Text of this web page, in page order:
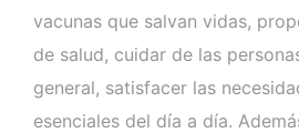
vacunas que salvan vidas,
de salud, cuidar de las
general, satisfacer las
esenciales del día a día.